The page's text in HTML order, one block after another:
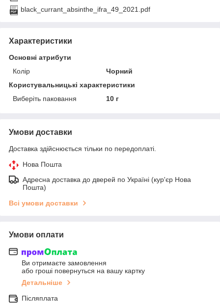
black_currant_absinthe_ifra_49_2021.pdf
Характеристики
Основні атрибути
Колір
Чорний
Користувальницькі характеристики
Виберіть паковання
10 г
Умови доставки
Доставка здійснюється тільки по передоплаті.
Нова Пошта
Адресна доставка до дверей по Україні (кур'єр Нова
Пошта)
Всі умови доставки
Умови оплати
Ви отримаєте замовлення
або гроші повернуться на вашу картку
Детальніше
Післяплата